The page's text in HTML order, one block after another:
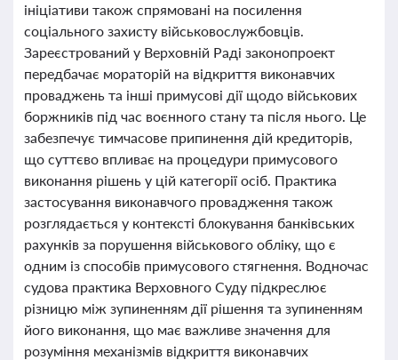
ініціативи також спрямовані на посилення
соціального захисту військовослужбовців.
Зареєстрований у Верховній Раді законопроект
передбачає мораторій на відкриття виконавчих
проваджень та інші примусові дії щодо військових
боржників під час воєнного стану та після нього. Це
забезпечує тимчасове припинення дій кредиторів,
що суттєво впливає на процедури примусового
виконання рішень у цій категорії осіб. Практика
застосування виконавчого провадження також
розглядається у контексті блокування банківських
рахунків за порушення військового обліку, що є
одним із способів примусового стягнення. Водночас
судова практика Верховного Суду підкреслює
різницю між зупиненням дії рішення та зупиненням
його виконання, що має важливе значення для
розуміння механізмів відкриття виконавчих